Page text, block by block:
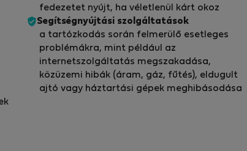
fedezetet nyújt, ha véletlenül kárt okoz
Segítségnyújtási szolgáltatások
a tartózkodás során felmerülő esetleges
problémákra, mint például az
internetszolgáltatás megszakadása,
közüzemi hibák (áram, gáz, fűtés), eldugult
ajtó vagy háztartási gépek meghibásodása